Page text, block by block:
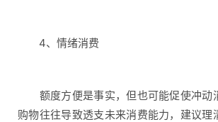
4、情绪消费
额度方便是事实，但也可能促使冲动
购物往往导致透支未来消费能力，建议理